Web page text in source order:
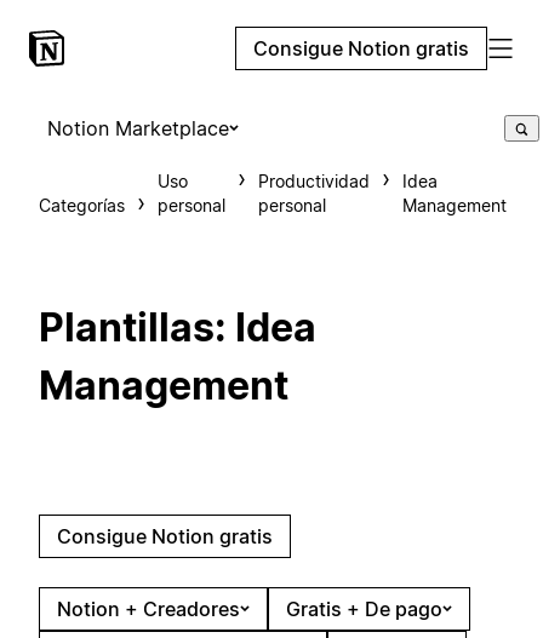
Consigue Notion gratis
Notion Marketplace
Categorías
Uso
personal
Productividad
personal
Idea
Management
Plantillas: Idea
Management
Consigue Notion gratis
Notion + Creadores
Gratis + De pago